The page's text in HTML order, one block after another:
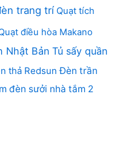
trang trí Quạt tích
điều hòa Makano
Nhật Bản Tủ sấy quần
thả Redsun Đèn trần
đèn sưởi nhà tắm 2